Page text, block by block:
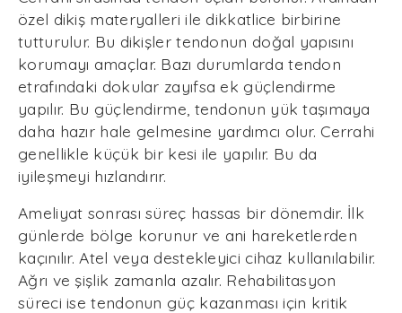
özel dikiş materyalleri ile dikkatlice birbirine
tutturulur. Bu dikişler tendonun doğal yapısını
korumayı amaçlar. Bazı durumlarda tendon
etrafındaki dokular zayıfsa ek güçlendirme
yapılır. Bu güçlendirme, tendonun yük taşımaya
daha hazır hale gelmesine yardımcı olur. Cerrahi
genellikle küçük bir kesi ile yapılır. Bu da
iyileşmeyi hızlandırır.
Ameliyat sonrası süreç hassas bir dönemdir. İlk
günlerde bölge korunur ve ani hareketlerden
kaçınılır. Atel veya destekleyici cihaz kullanılabilir.
Ağrı ve şişlik zamanla azalır. Rehabilitasyon
süreci ise tendonun güç kazanması için kritik